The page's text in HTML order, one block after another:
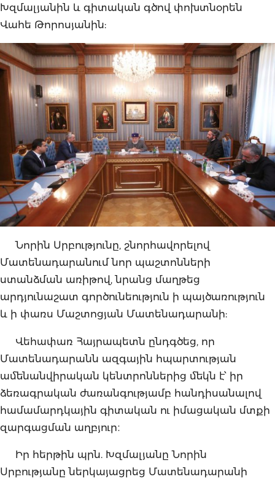
Խզմալյանին և գիտական գծով փոխտնօրեն
Վահե Թորոսյանին:
Նորին Սրբությունը, շնորհավորելով
Մատենադարանում նոր պաշտոնների
ստանձման առիթով, նրանց մաղթեց
արդյունաշատ գործունեություն ի պայծառություն
և ի փառս Մաշտոցյան Մատենադարանի:
Վեհափառ Հայրապետն ընդգծեց, որ
Մատենադարանն ազգային հպարտության
ամենանվիրական կենտրոններից մեկն է՝ իր
ձեռագրական ժառանգությամբ հանդիսանալով
համամարդկային գիտական ու իմացական մտքի
զարգացման աղբյուր։
Իր հերթին պրն. Խզմալյանը Նորին
Սրբությանը ներկայացրեց Մատենադարանի